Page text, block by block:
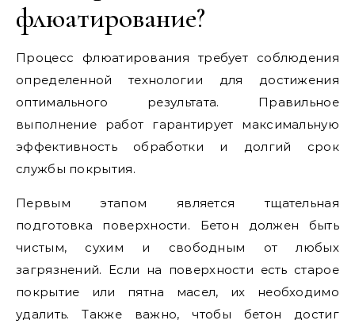
флюатирование?
Процесс флюатирования требует соблюдения
определенной технологии для достижения
оптимального результата. Правильное
выполнение работ гарантирует максимальную
эффективность обработки и долгий срок
службы покрытия.
Первым этапом является тщательная
подготовка поверхности. Бетон должен быть
чистым, сухим и свободным от любых
загрязнений. Если на поверхности есть старое
покрытие или пятна масел, их необходимо
удалить. Также важно, чтобы бетон достиг